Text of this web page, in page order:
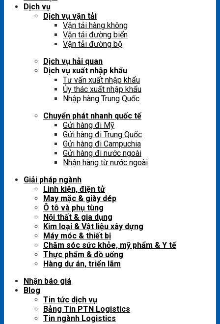
Dịch vụ
Dịch vụ vận tải
Vận tải hàng không
Vận tải đường biển
Vận tải đường bộ
Dịch vụ hải quan
Dịch vụ xuất nhập khẩu
Tư vấn xuất nhập khẩu
Ủy thác xuất nhập khẩu
Nhập hàng Trung Quốc
Chuyển phát nhanh quốc tế
Gửi hàng đi Mỹ
Gửi hàng đi Trung Quốc
Gửi hàng đi Campuchia
Gửi hàng đi nước ngoài
Nhận hàng từ nước ngoài
Giải pháp ngành
Linh kiện, điện tử
May mặc & giày dép
Ô tô và phụ tùng
Nội thất & gia dụng
Kim loại & Vật liệu xây dựng
Máy móc & thiết bị
Chăm sóc sức khỏe, mỹ phẩm & Y tế
Thực phẩm & đồ uống
Hàng dự án, triển lãm
Nhận báo giá
Blog
Tin tức dịch vụ
Bảng Tin PTN Logistics
Tin ngành Logistics